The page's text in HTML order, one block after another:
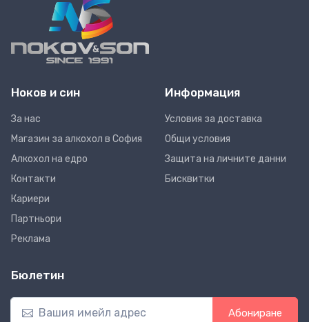
Ноков и син
За нас
Магазин за алкохол в София
Алкохол на едро
Контакти
Кариери
Партньори
Реклама
Информация
Условия за доставка
Общи условия
Защита на личните данни
Бисквитки
Бюлетин
Абониране